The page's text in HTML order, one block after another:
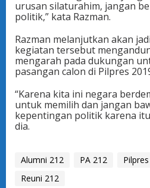
urusan silaturahim, jangan
politik,” kata Razman.
Razman melanjutkan akan
kegiatan tersebut
mengarah pada dukungan
pasangan calon di Pilpres
“Karena kita ini negara
untuk memilih dan jangan
kepentingan politik karena
dia.
Alumni 212 PA 212
Reuni 212